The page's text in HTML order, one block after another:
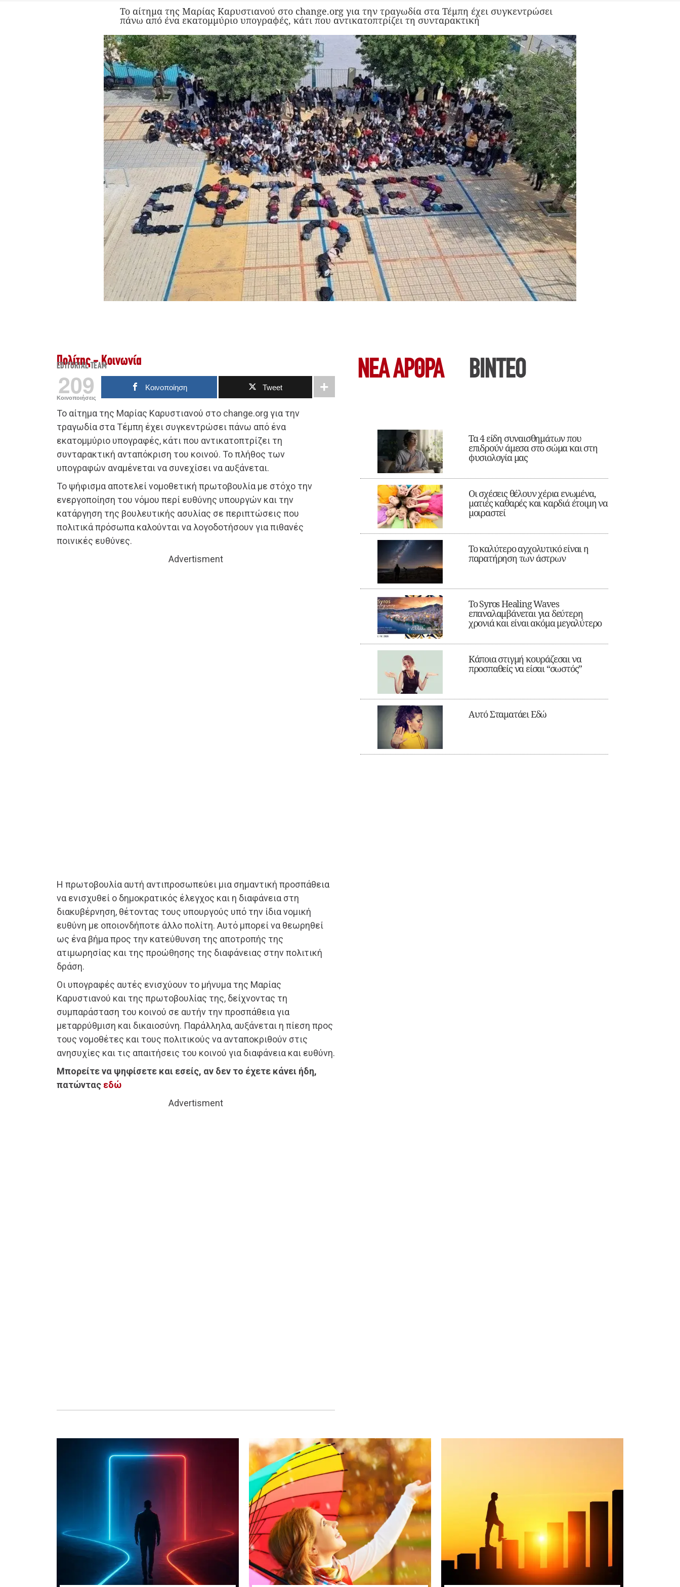
Το αίτημα της Μαρίας Καρυστιανού στο change.org για την τραγωδία στα Τέμπη έχει συγκεντρώσει
πάνω από ένα εκατομμύριο υπογραφές, κάτι που αντικατοπτρίζει τη συνταρακτική
Πολίτης - Κοινωνία
EDITORIAL TEAM
209
Κοινοποιήσεις
Κοινοποίηση Tweet
Το αίτημα της Μαρίας Καρυστιανού στο change.org για την
τραγωδία στα Τέμπη έχει συγκεντρώσει πάνω από ένα
εκατομμύριο υπογραφές, κάτι που αντικατοπτρίζει τη
συνταρακτική ανταπόκριση του κοινού. Το πλήθος των
υπογραφών αναμένεται να συνεχίσει να αυξάνεται.
Το ψήφισμα αποτελεί νομοθετική πρωτοβουλία με στόχο την
ενεργοποίηση του νόμου περί ευθύνης υπουργών και την
κατάργηση της βουλευτικής ασυλίας σε περιπτώσεις που
πολιτικά πρόσωπα καλούνται να λογοδοτήσουν για πιθανές
ποινικές ευθύνες.
Advertisment
Η πρωτοβουλία αυτή αντιπροσωπεύει μια σημαντική προσπάθεια
να ενισχυθεί ο δημοκρατικός έλεγχος και η διαφάνεια στη
διακυβέρνηση, θέτοντας τους υπουργούς υπό την ίδια νομική
ευθύνη με οποιονδήποτε άλλο πολίτη. Αυτό μπορεί να θεωρηθεί
ως ένα βήμα προς την κατεύθυνση της αποτροπής της
ατιμωρησίας και της προώθησης της διαφάνειας στην πολιτική
δράση.
Οι υπογραφές αυτές ενισχύουν το μήνυμα της Μαρίας
Καρυστιανού και της πρωτοβουλίας της, δείχνοντας τη
συμπαράσταση του κοινού σε αυτήν την προσπάθεια για
μεταρρύθμιση και δικαιοσύνη. Παράλληλα, αυξάνεται η πίεση προς
τους νομοθέτες και τους πολιτικούς να ανταποκριθούν στις
ανησυχίες και τις απαιτήσεις του κοινού για διαφάνεια και ευθύνη.
Μπορείτε να ψηφίσετε και εσείς, αν δεν το έχετε κάνει ήδη,
πατώντας εδώ
Advertisment
ΝΕΑ ΆΡΘΡΑ ΒΙΝΤΕΟ
Τα 4 είδη συναισθημάτων που
επιδρούν άμεσα στο σώμα και στη
φυσιολογία μας
Οι σχέσεις θέλουν χέρια ενωμένα,
ματιές καθαρές και καρδιά έτοιμη να
μοιραστεί
Το καλύτερο αγχολυτικό είναι η
παρατήρηση των άστρων
Το Syros Healing Waves
επαναλαμβάνεται για δεύτερη
χρονιά και είναι ακόμα μεγαλύτερο
Κάποια στιγμή κουράζεσαι να
προσπαθείς να είσαι “σωστός”
Αυτό Σταματάει Εδώ